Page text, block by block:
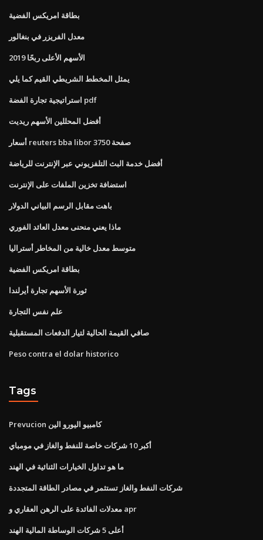
بطاقة امريكس الفضية
معدل الفريزر في بنغالور
الأسهم الأعلى ربحًا 2019
يمثل المخطط الشريطي القيم كما يلي
استراتيجية تجارة الفضة pdf
أفضل المحللين الأسهم ريديت
أسعار reuters bba libor صفحة 3750
أفضل خدمة البث التلفزيوني عبر الإنترنت للرياضة
استضافة تخزين الملفات على الإنترنت
باهت مقابل الرسم البياني الدولار
ماذا يعني منحنى معدل العائد الفوري
متوسط ​​معدل خالية من المخاطر أستراليا
بطاقة امريكس الفضية
ثورة الأسهم تجارة أيرلندا
علم نفس التجارة
صافي القيمة الحالية لتيار الدفعات المستقبلية
Peso contra el dolar historico
Tags
Prevucion كامبيو اليورو الين
أكبر 10 شركات خاصة للنفط والغاز في مومباي
ما هو تداول الخيارات الثنائية في الهند
شركات النفط والغاز تستثمر في مصادر الطاقة المتجددة
معدلات الفائدة على الرهن العقاري و apr
أعلى 5 شركات الوساطة المالية الهند